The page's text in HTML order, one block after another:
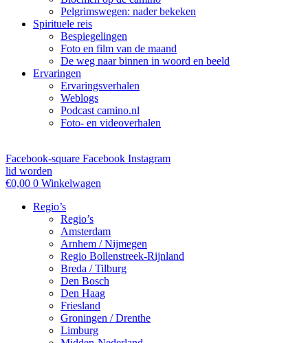
Pelgrimswegen: nader bekeken
Spirituele reis
Bespiegelingen
Foto en film van de maand
De weg naar binnen in woord en beeld
Ervaringen
Ervaringsverhalen
Weblogs
Podcast camino.nl
Foto- en videoverhalen
Facebook-square Facebook Instagram
lid worden
€0,00 0 Winkelwagen
Regio’s
Regio’s
Amsterdam
Arnhem / Nijmegen
Regio Bollenstreek-Rijnland
Breda / Tilburg
Den Bosch
Den Haag
Friesland
Groningen / Drenthe
Limburg